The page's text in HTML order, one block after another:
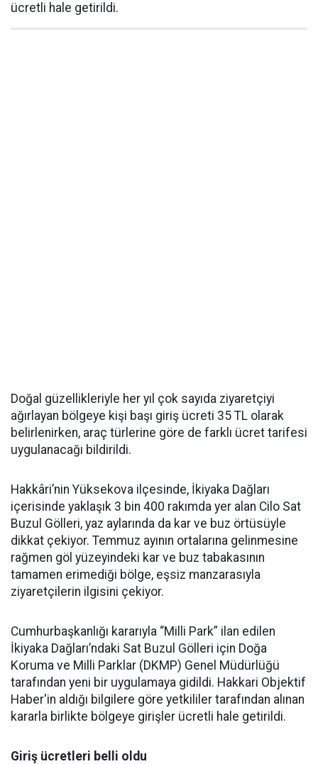
ücretli hale getirildi.
Doğal güzellikleriyle her yıl çok sayıda ziyaretçiyi
ağırlayan bölgeye kişi başı giriş ücreti 35 TL olarak
belirlenirken, araç türlerine göre de farklı ücret tarifesi
uygulanacağı bildirildi.
Hakkâri’nin Yüksekova ilçesinde, İkiyaka Dağları
içerisinde yaklaşık 3 bin 400 rakımda yer alan Cilo Sat
Buzul Gölleri, yaz aylarında da kar ve buz örtüsüyle
dikkat çekiyor. Temmuz ayının ortalarına gelinmesine
rağmen göl yüzeyindeki kar ve buz tabakasının
tamamen erimediği bölge, eşsiz manzarasıyla
ziyaretçilerin ilgisini çekiyor.
Cumhurbaşkanlığı kararıyla “Milli Park” ilan edilen
İkiyaka Dağları’ndaki Sat Buzul Gölleri için Doğa
Koruma ve Milli Parklar (DKMP) Genel Müdürlüğü
tarafından yeni bir uygulamaya gidildi. Hakkari Objektif
Haber'in aldığı bilgilere göre yetkililer tarafından alınan
kararla birlikte bölgeye girişler ücretli hale getirildi.
Giriş ücretleri belli oldu